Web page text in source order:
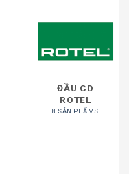
ĐẦU CD
ROTEL
8 SẢN PHẨMS